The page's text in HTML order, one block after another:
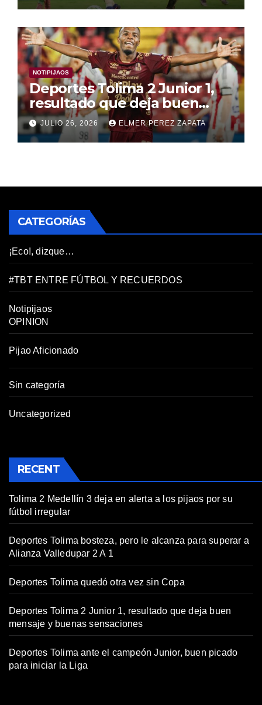
NOTIPIJAOS
Deportes Tolima 2 Junior 1,
resultado que deja buen
mensaje y buenas
sensaciones
JULIO 26, 2026 ELMER PEREZ ZAPATA
CATEGORÍAS
¡Eco!, dizque…
#TBT ENTRE FÚTBOL Y RECUERDOS
Notipijaos
OPINION
Pijao Aficionado
Sin categoría
Uncategorized
RECENT
Tolima 2 Medellín 3 deja en alerta a los pijaos por su
fútbol irregular
Deportes Tolima bosteza, pero le alcanza para superar a
Alianza Valledupar 2 A 1
Deportes Tolima quedó otra vez sin Copa
Deportes Tolima 2 Junior 1, resultado que deja buen
mensaje y buenas sensaciones
Deportes Tolima ante el campeón Junior, buen picado
para iniciar la Liga